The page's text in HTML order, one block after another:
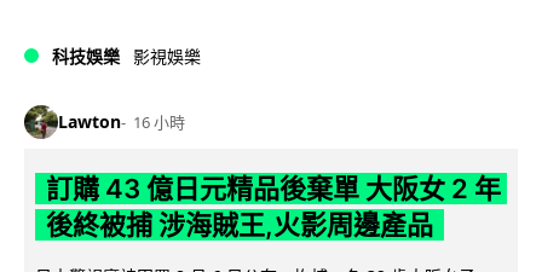
科技娛樂 影視娛樂
Lawton 16 小時
訂購 43 億日元精品後棄單 大阪女 2 年
後終被捕 涉海賊王,火影周邊產品